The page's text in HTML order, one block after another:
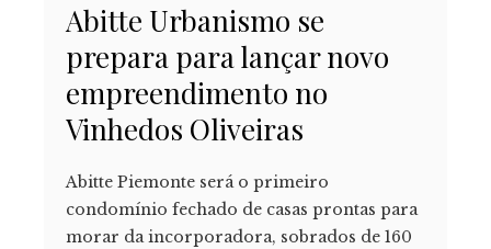
Abitte Urbanismo se
prepara para lançar novo
empreendimento no
Vinhedos Oliveiras
Abitte Piemonte será o primeiro
condomínio fechado de casas prontas para
morar da incorporadora, sobrados de 160